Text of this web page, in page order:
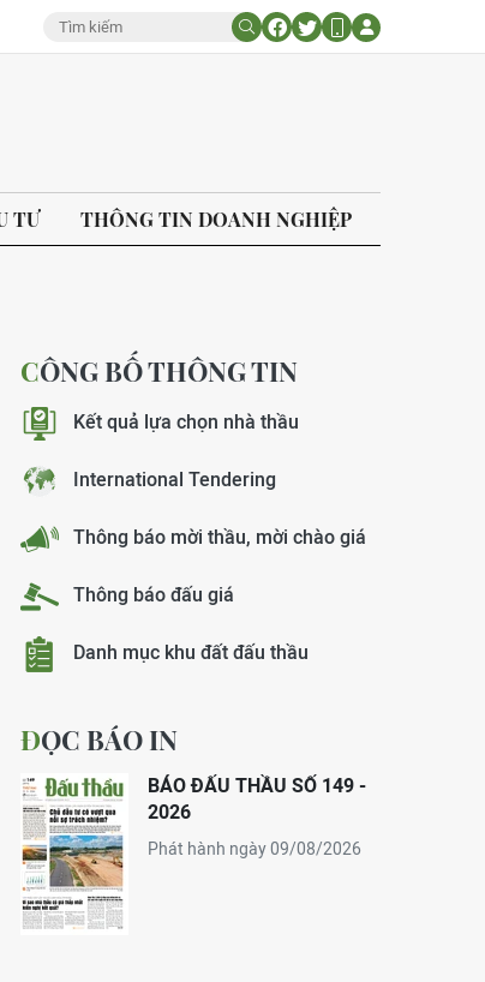
TƯ THÔNG TIN DOANH NGHIỆP
CÔNG BỐ THÔNG TIN
Kết quả lựa chọn nhà thầu
International Tendering
Thông báo mời thầu, mời chào giá
Thông báo đấu giá
Danh mục khu đất đấu thầu
ĐỌC BÁO IN
BÁO ĐẤU THẦU SỐ 149 -
2026
Phát hành ngày 09/08/2026